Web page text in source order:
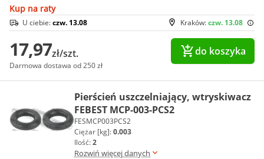
Kup na raty
Kraków:czw. 13.08
U ciebie:czw. 13.08
17,97zł/szt.
Darmowa dostawa od 250 zł
do koszyka
Pierścień uszczelniający, wtryskiwacz
FEBEST MCP-003-PCS2
FESMCP003PCS2
Ciężar [kg]:0.003
Ilość:2
Rozwiń więcej danych